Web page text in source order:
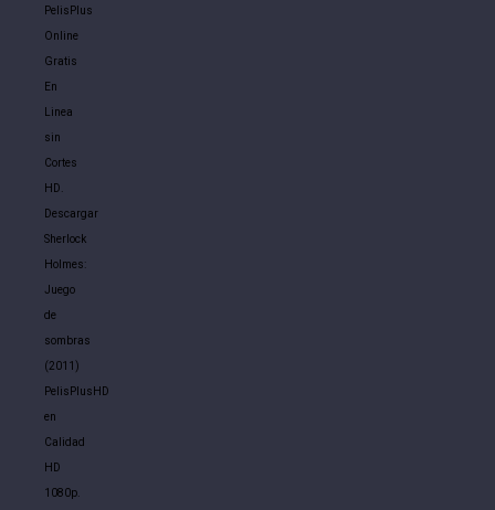
PelisPlus
Online
Gratis
En
Linea
sin
Cortes
HD.
Descargar
Sherlock
Holmes:
Juego
de
sombras
(2011)
PelisPlusHD
en
Calidad
HD
1080p.